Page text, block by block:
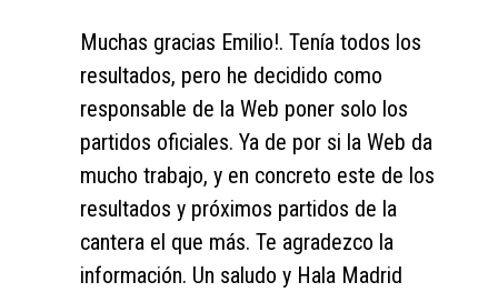
Muchas gracias Emilio!. Tenía todos los
resultados, pero he decidido como
responsable de la Web poner solo los
partidos oficiales. Ya de por si la Web da
mucho trabajo, y en concreto este de los
resultados y próximos partidos de la
cantera el que más. Te agradezco la
información. Un saludo y Hala Madrid